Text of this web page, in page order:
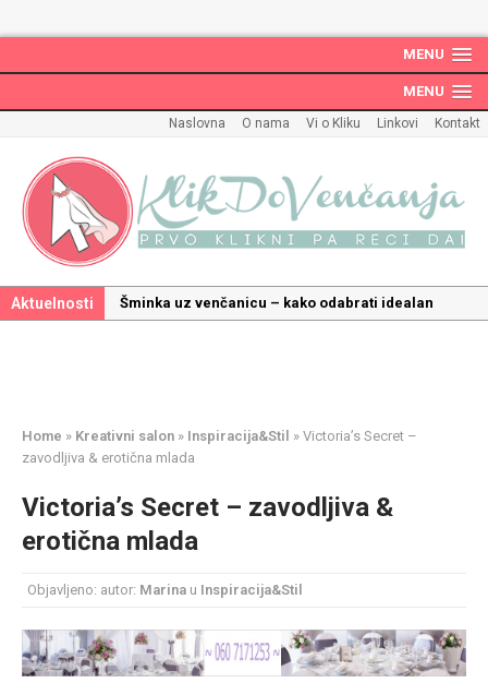
MENU
MENU
Naslovna O nama Vi o Kliku Linkovi Kontakt
Aktuelnosti
Šminka uz venčanicu – kako odabrati idealan
gnezdo ljubavi
mesec još lepšim
Poklon koji će vaša druga polovina zauvek pamtiti
Home » Kreativni salon » Inspiracija&Stil » Victoria’s Secret –
zavodljiva & erotična mlada
Victoria’s Secret – zavodljiva &
erotična mlada
Objavljeno: autor: Marina u Inspiracija&Stil